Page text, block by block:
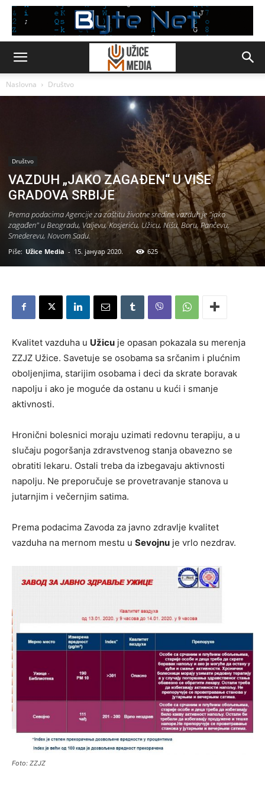
Naslovna Društvo
Društvo
VAZDUH „JAKO ZAGAĐEN“ U VIŠE
GRADOVA SRBIJE
Prema podacima Agencije za zaštitu životne sredine vazduh je "jako
zagađen" u Beogradu, Valjevu, Kosjeriću, Užicu, Nišu, Boru, Pančevu,
Smederevu, Novom Sadu.
Piše: Užice Media - 15. јануар 2020. 625
Kvalitet vazduha u Užicu je opasan pokazala su merenja
ZZJZ Užice. Savetuje se osobama sa srčanim i plućnim
oboljenjima, starijim osobama i deci da skrate boravak
napolju i ako je moguće da ostanu u kući i smanje
aktivnosti.
Hronični bolesnici moraju uzimati redovnu terapiju, a u
slučaju pogoršanja zdravstvenog stanja obavezno se
obratiti lekaru. Ostali treba da izbegavaju aktivnosti
napolju. Ne preporučuje se provetravanje stanova u
jutarnjim i večernjim satima.
Prema podacima Zavoda za javno zdravlje kvalitet
vazduha na mernom mestu u Sevojnu je vrlo nezdrav.
Foto: ZZJZ